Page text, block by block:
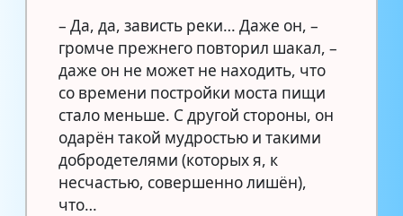
– Да, да, зависть реки… Даже он, –
громче прежнего повторил шакал, –
даже он не может не находить, что
со времени постройки моста пищи
стало меньше. С другой стороны, он
одарён такой мудростью и такими
добродетелями (которых я, к
несчастью, совершенно лишён),
что…